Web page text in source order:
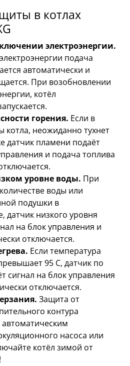
в котлах
электроэнергии.
подача
автоматически и
При возобновлении
котёл
горения. Если в
котла, неожиданно тухнет
датчик пламени подаёт
и подача топлива
уровне воды. При
воды или
подушки в
датчик низкого уровня
на блок управления и
отключается.
Если температура
95 С, датчик по
сигнал на блок управления
отключается.
Защита от
контура
насоса или
котёл зимой от